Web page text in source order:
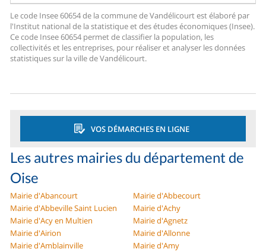
Le code Insee 60654 de la commune de Vandélicourt est élaboré par
l'Institut national de la statistique et des études économiques (Insee).
Ce code Insee 60654 permet de classifier la population, les
collectivités et les entreprises, pour réaliser et analyser les données
statistiques sur la ville de Vandélicourt.
VOS DÉMARCHES EN LIGNE
Les autres mairies du département de
Oise
Mairie d'Abancourt
Mairie d'Abbecourt
Mairie d'Abbeville Saint Lucien
Mairie d'Achy
Mairie d'Acy en Multien
Mairie d'Agnetz
Mairie d'Airion
Mairie d'Allonne
Mairie d'Amblainville
Mairie d'Amy